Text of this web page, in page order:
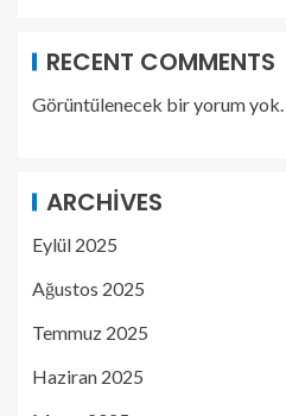
RECENT COMMENTS
Görüntülenecek bir yorum yok.
ARCHIVES
Eylül 2025
Ağustos 2025
Temmuz 2025
Haziran 2025